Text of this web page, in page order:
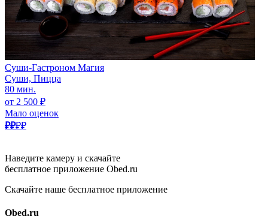
Суши-Гастроном Магия
Суши, Пицца
80 мин.
от 2 500 ₽
Мало оценок
₽₽₽₽
Наведите камеру и скачайте
бесплатное приложение Obed.ru
Скачайте наше бесплатное приложение
Obed.ru